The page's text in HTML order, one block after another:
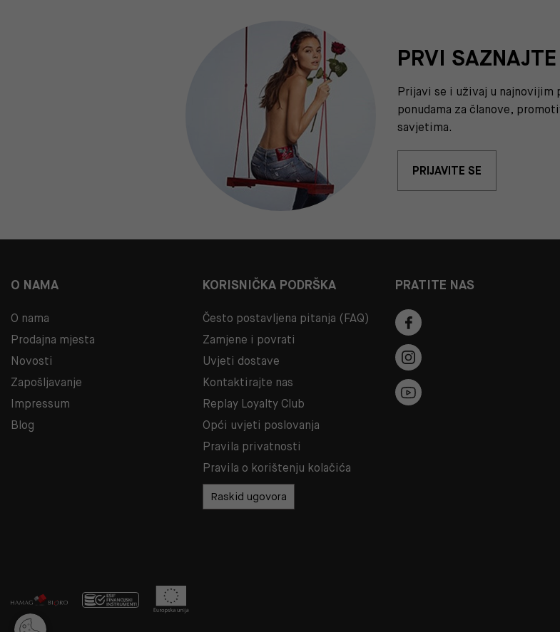
PRVI
Prijavi se i uživaj u najnovijim
ponudama za članove,
savjetima.
PRIJAVITE SE
O NAMA
O nama
Prodajna mjesta
Novosti
Zapošljavanje
Impressum
Blog
KORISNIČKA PODRŠKA
Često postavljena pitanja (FAQ)
Zamjene i povrati
Uvjeti dostave
Kontaktirajte nas
Replay Loyalty Club
Opći uvjeti poslovanja
Pravila privatnosti
Pravila o korištenju kolačića
Raskid ugovora
PRATITE NAS